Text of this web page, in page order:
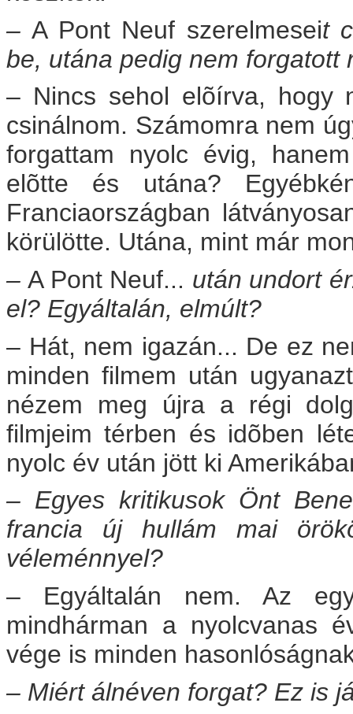
–A Pont Neuf szerelmeseit
be, utána pedig nem forgatott
– Nincs sehol elõírva, hogy
csinálnom. Számomra nem
forgattam nyolc évig,
elõtte és utána?
Franciaországban
körülötte. Utána, mint már
–A Pont Neuf... után undort
el? Egyáltalán, elmúlt?
– Hát, nem igazán... De ez
minden filmem után
nézem meg újra a régi
filmjeim térben és idõben
nyolc év után jött ki
– Egyes kritikusok Önt
francia új hullám mai
véleménnyel?
– Egyáltalán nem. Az
mindhárman a nyolcvanas
vége is minden
– Miért álnéven forgat? Ez is